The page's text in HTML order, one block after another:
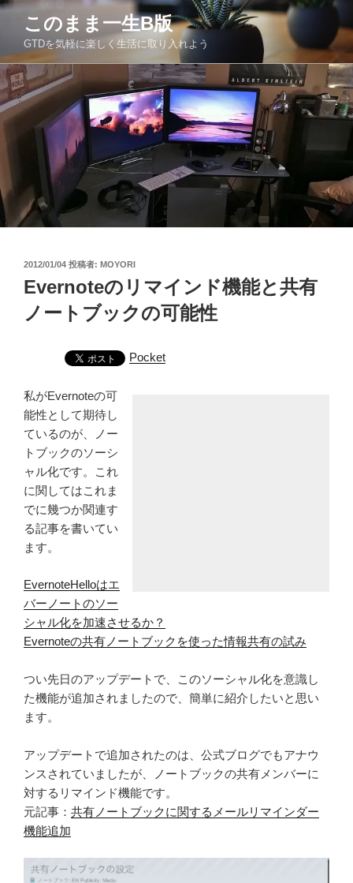
コ
ン
ツ
へ
ス
このまま一生Β版
GTDを気軽に楽しく生活に取り入れよう
投
日:
2012/01/04 投稿者: MOYORI
Evernoteのリマインド機能と共有
ノートブックの可能性
Pocket
私がEvernoteの可
能性として期待し
ているのが、ノー
トブックのソーシ
ャル化です。これ
に関してはこれま
でに幾つか関連す
る記事を書いてい
ます。
EvernoteHelloはエ
バーノートのソー
シャル化を加速させるか？
Evernoteの共有ノートブックを使った情報共有の試み
つい先日のアップデートで、このソーシャル化を意識し
た機能が追加されましたので、簡単に紹介したいと思い
ます。
アップデートで追加されたのは、公式ブログでもアナウ
ンスされていましたが、ノートブックの共有メンバーに
対するリマインド機能です。
元記事： 共有ノートブックに関するメールリマインダー
機能追加